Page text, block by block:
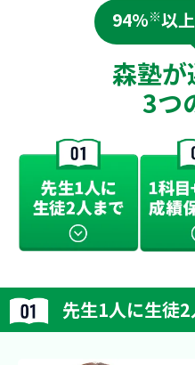
94%※以
森塾が
3つ
先生1人に生徒